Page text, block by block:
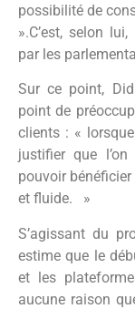
possibilité de
».C’est, selon
par les
Sur ce point,
point de
clients : «
justifier que
pouvoir
et fluide. »
S’agissant du
estime que le
et les
aucune raison